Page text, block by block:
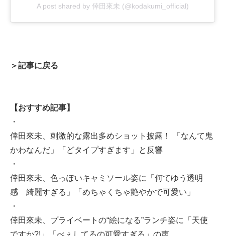
A post shared by 倖田來未 (@kodakumi_official)
＞記事に戻る
【おすすめ記事】
・
倖田來未、刺激的な露出多めショット披露！ 「なんて鬼
かわなんだ」「どタイプすぎます」と反響
・
倖田來未、色っぽいキャミソール姿に「何てゆう透明
感 綺麗すぎる」「めちゃくちゃ艶やかで可愛い」
・
倖田來未、プライベートの“絵になる”ランチ姿に「天使